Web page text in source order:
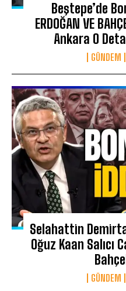
Beştepe’de
ERDOĞAN VE
Ankara O
GÜNDEM
Selahattin
Oğuz Kaan Salıcı
GÜNDEM